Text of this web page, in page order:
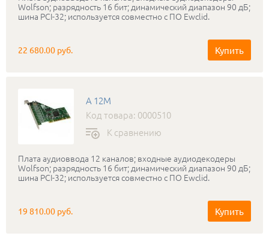
Wolfson; разрядность 16 бит; динамический диапазон 90 дБ;
шина PCI-32; используется совместно с ПО Ewclid.
22 680.00 руб. Купить
A 12M
Код товара: 0000510
К сравнению
Плата аудиоввода 12 каналов; входные аудиодекодеры
Wolfson; разрядность 16 бит; динамический диапазон 90 дБ;
шина PCI-32; используется совместно с ПО Ewclid.
19 810.00 руб. Купить